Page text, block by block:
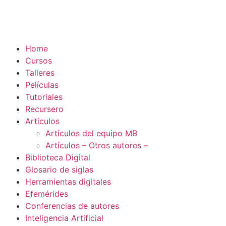
Home
Cursos
Talleres
Películas
Tutoriales
Recursero
Articulos
Artículos del equipo MB
Artículos – Otros autores –
Biblioteca Digital
Glosario de siglas
Herramientas digitales
Efemérides
Conferencias de autores
Inteligencia Artificial